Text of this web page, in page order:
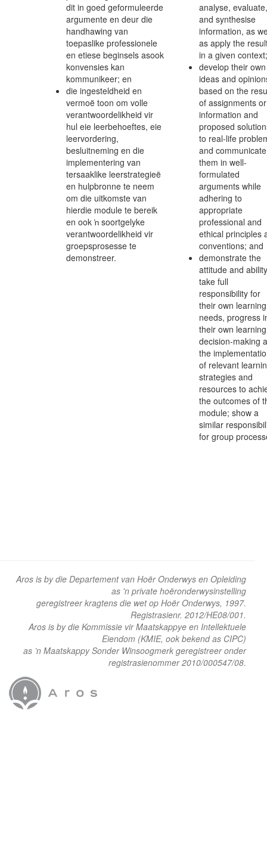
dit in goed geformuleerde
argumente en deur die
handhawing van
toepaslike professionele
en etiese beginsels asook
konvensies kan
kommunikeer; en
die ingesteldheid en
vermoë toon om volle
verantwoordelikheid vir
hul eie leerbehoeftes, eie
leervordering,
besluitneming en die
implementering van
tersaaklike leerstrategieë
en hulpbronne te neem
om die uitkomste van
hierdie module te bereik
en ook ŉ soortgelyke
verantwoordelikheid vir
groepsprosesse te
demonstreer.
analyse, evaluate,
and synthesise
information, as
as apply the
in a given context;
develop their own
ideas and
based on the
of assignments or
information and
proposed
to real-life
and communicate
them in well-
formulated
arguments while
adhering to
appropriate
professional and
ethical principles
conventions; and
demonstrate the
attitude and
take full
responsibility for
their own learning
needs, progress
their own
decision-making
the
of relevant
strategies and
resources to
the outcomes of
module; show a
similar
for group
Aros is by die Departement van Hoër Onderwys en Opleiding
as 'n private hoëronderwysinstelling
geregistreer kragtens die wet op Hoër Onderwys, 1997.
Registrasienr. 2012/HE08/001.
Aros is by die Kommissie vir Maatskappye en Intellektuele
Eiendom (KMIE, ook bekend as CIPC)
as ’n Maatskappy Sonder Winsoogmerk geregistreer onder
registrasienommer 2010/000547/08.